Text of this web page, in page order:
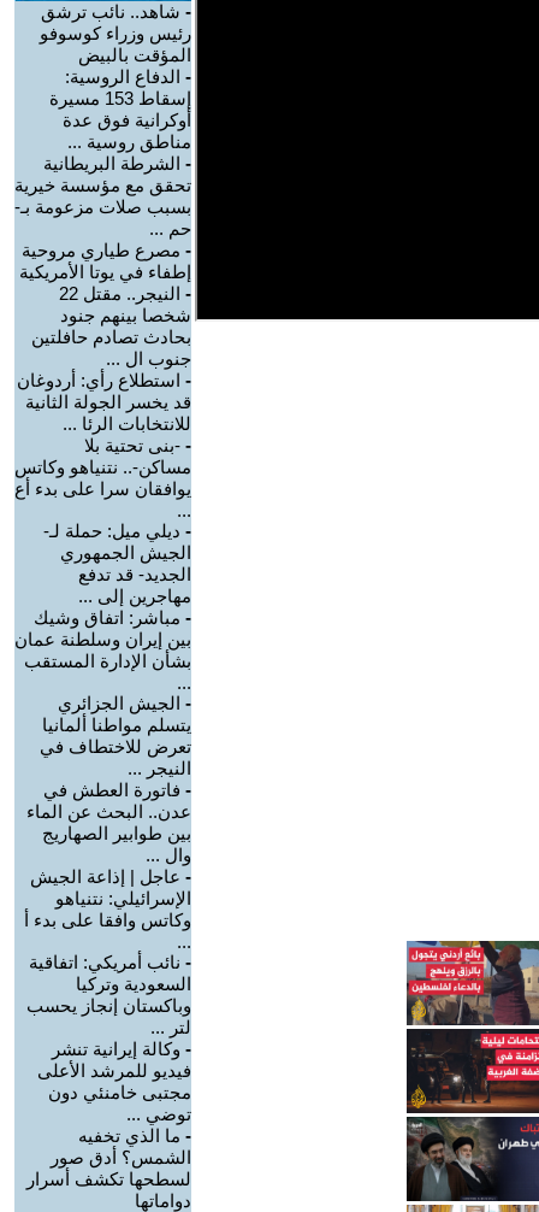
- شاهد.. نائب ترشق
رئيس وزراء كوسوفو
المؤقت بالبيض
- الدفاع الروسية:
إسقاط 153 مسيرة
أوكرانية فوق عدة
مناطق روسية ...
- الشرطة البريطانية
تحقق مع مؤسسة خيرية
بسبب صلات مزعومة بـ-
حم ...
- مصرع طياري مروحية
إطفاء في يوتا الأمريكية
-
النيجر.. مقتل 22
شخصا بينهم جنود
بحادث تصادم حافلتين
جنوب ال ...
- استطلاع رأي: أردوغان
قد يخسر الجولة الثانية
للانتخابات الرئا ...
- -بنى تحتية بلا
مساكن-.. نتنياهو وكاتس
يوافقان سرا على بدء أع
...
- ديلي ميل: حملة لـ-
الجيش الجمهوري
الجديد- قد تدفع
مهاجرين إلى ...
- مباشر: اتفاق وشيك
بين إيران وسلطنة عمان
بشأن الإدارة المستقب
...
- الجيش الجزائري
يتسلم مواطنا ألمانيا
تعرض للاختطاف في
النيجر ...
- فاتورة العطش في
عدن.. البحث عن الماء
بين طوابير الصهاريج
وال ...
- عاجل | إذاعة الجيش
الإسرائيلي: نتنياهو
وكاتس وافقا على بدء أ
...
- نائب أمريكي: اتفاقية
السعودية وتركيا
وباكستان إنجاز يحسب
لتر ...
- وكالة إيرانية تنشر
فيديو للمرشد الأعلى
مجتبى خامنئي دون
توضي ...
- ما الذي تخفيه
الشمس؟ أدق صور
لسطحها تكشف أسرار
دواماتها